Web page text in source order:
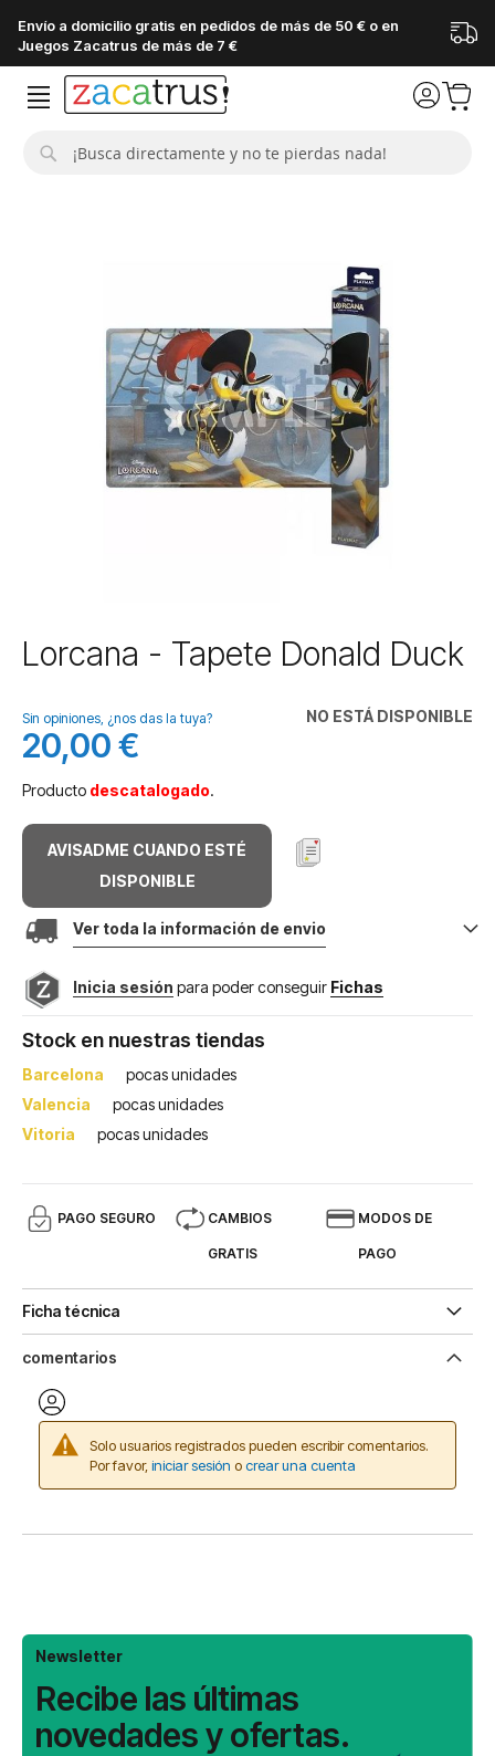
Envío a domicilio gratis en pedidos de más de 50 € o en
Juegos Zacatrus de más de 7 €
Saltar
al
de
la
galería
imágenes
Lorcana - Tapete Donald Duck
NO ESTÁ DISPONIBLE
Sin opiniones, ¿nos das la tuya?
20,00 €
Producto descatalogado.
AVISADME CUANDO ESTÉ
DISPONIBLE
Ver toda la información de envio
Inicia sesión para poder conseguir Fichas
Stock en nuestras tiendas
Barcelona
pocas unidades
Valencia
pocas unidades
Vitoria
pocas unidades
PAGO SEGURO CAMBIOS
GRATIS
MODOS DE
PAGO
Ficha técnica
comentarios
Solo usuarios registrados pueden escribir comentarios.
Por favor, iniciar sesión ocrear una cuenta
Newsletter
Recibe las últimas
novedades y ofertas.